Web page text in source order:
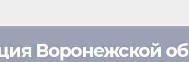
Воронежской